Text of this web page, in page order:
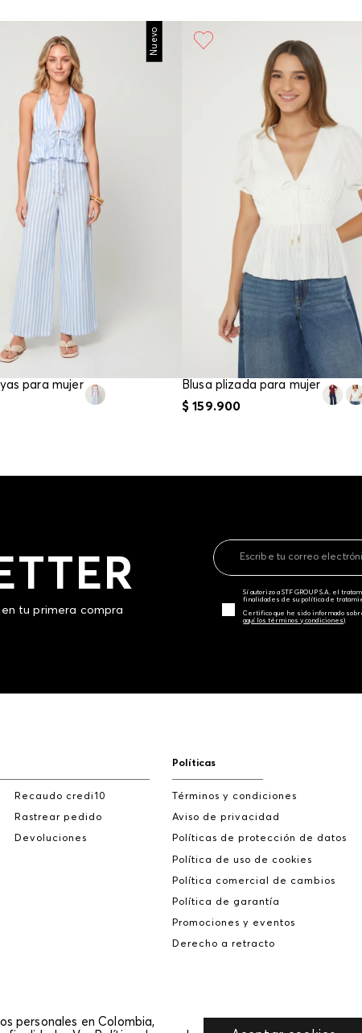
Nuevo
para mujer Blusa plizada para mujer
$ 159.900
en tu primera compra
Sí autorizo a STF GROUP S.A. el
finalidades de su política de
Certifico que he sido informado
aquí los términos y condiciones)
Recaudo credi10
Rastrear pedido
Devoluciones
Políticas
Términos y condiciones
Aviso de privacidad
Políticas de protección de datos
Política de uso de cookies
Política comercial de cambios
Política de garantía
Promociones y eventos
Derecho a retracto
personales en Colombia,